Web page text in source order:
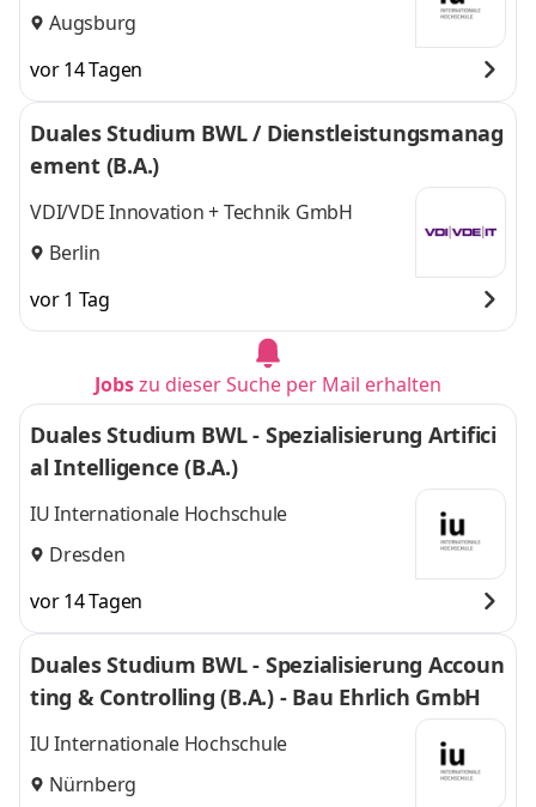
Augsburg
vor 14 Tagen
Duales Studium BWL / Dienstleistungsmanag
ement (B.A.)
VDI/VDE Innovation + Technik GmbH
Berlin
vor 1 Tag
Jobszu dieser Suche per Mail erhalten
Duales Studium BWL - Spezialisierung Artifici
al Intelligence (B.A.)
IU Internationale Hochschule
Dresden
vor 14 Tagen
Duales Studium BWL - Spezialisierung Accoun
ting & Controlling (B.A.) - Bau Ehrlich GmbH
IU Internationale Hochschule
Nürnberg